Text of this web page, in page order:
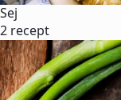
Sej
2 recept